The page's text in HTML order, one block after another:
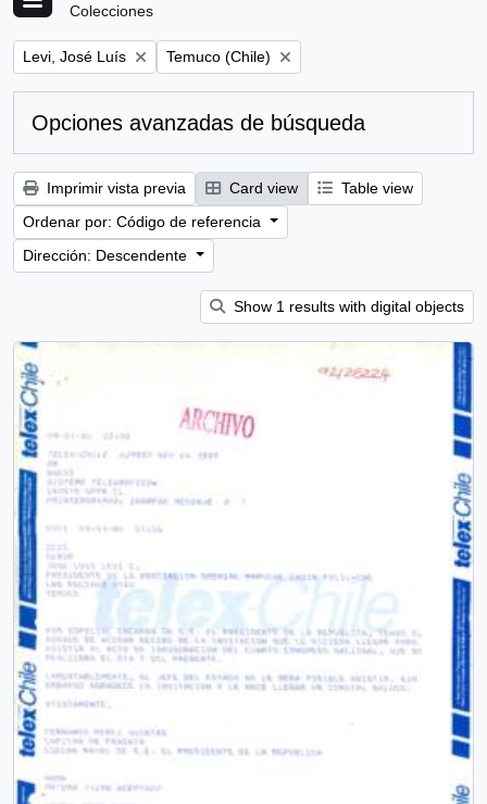
Colecciones
Remove filter:
Levi, José Luís Remove filter:
Temuco (Chile)
Opciones avanzadas de búsqueda
Imprimir vista previa Card view
Table view
Ordenar por: Código de referencia
Dirección: Descendente
Show 1 results with digital objects